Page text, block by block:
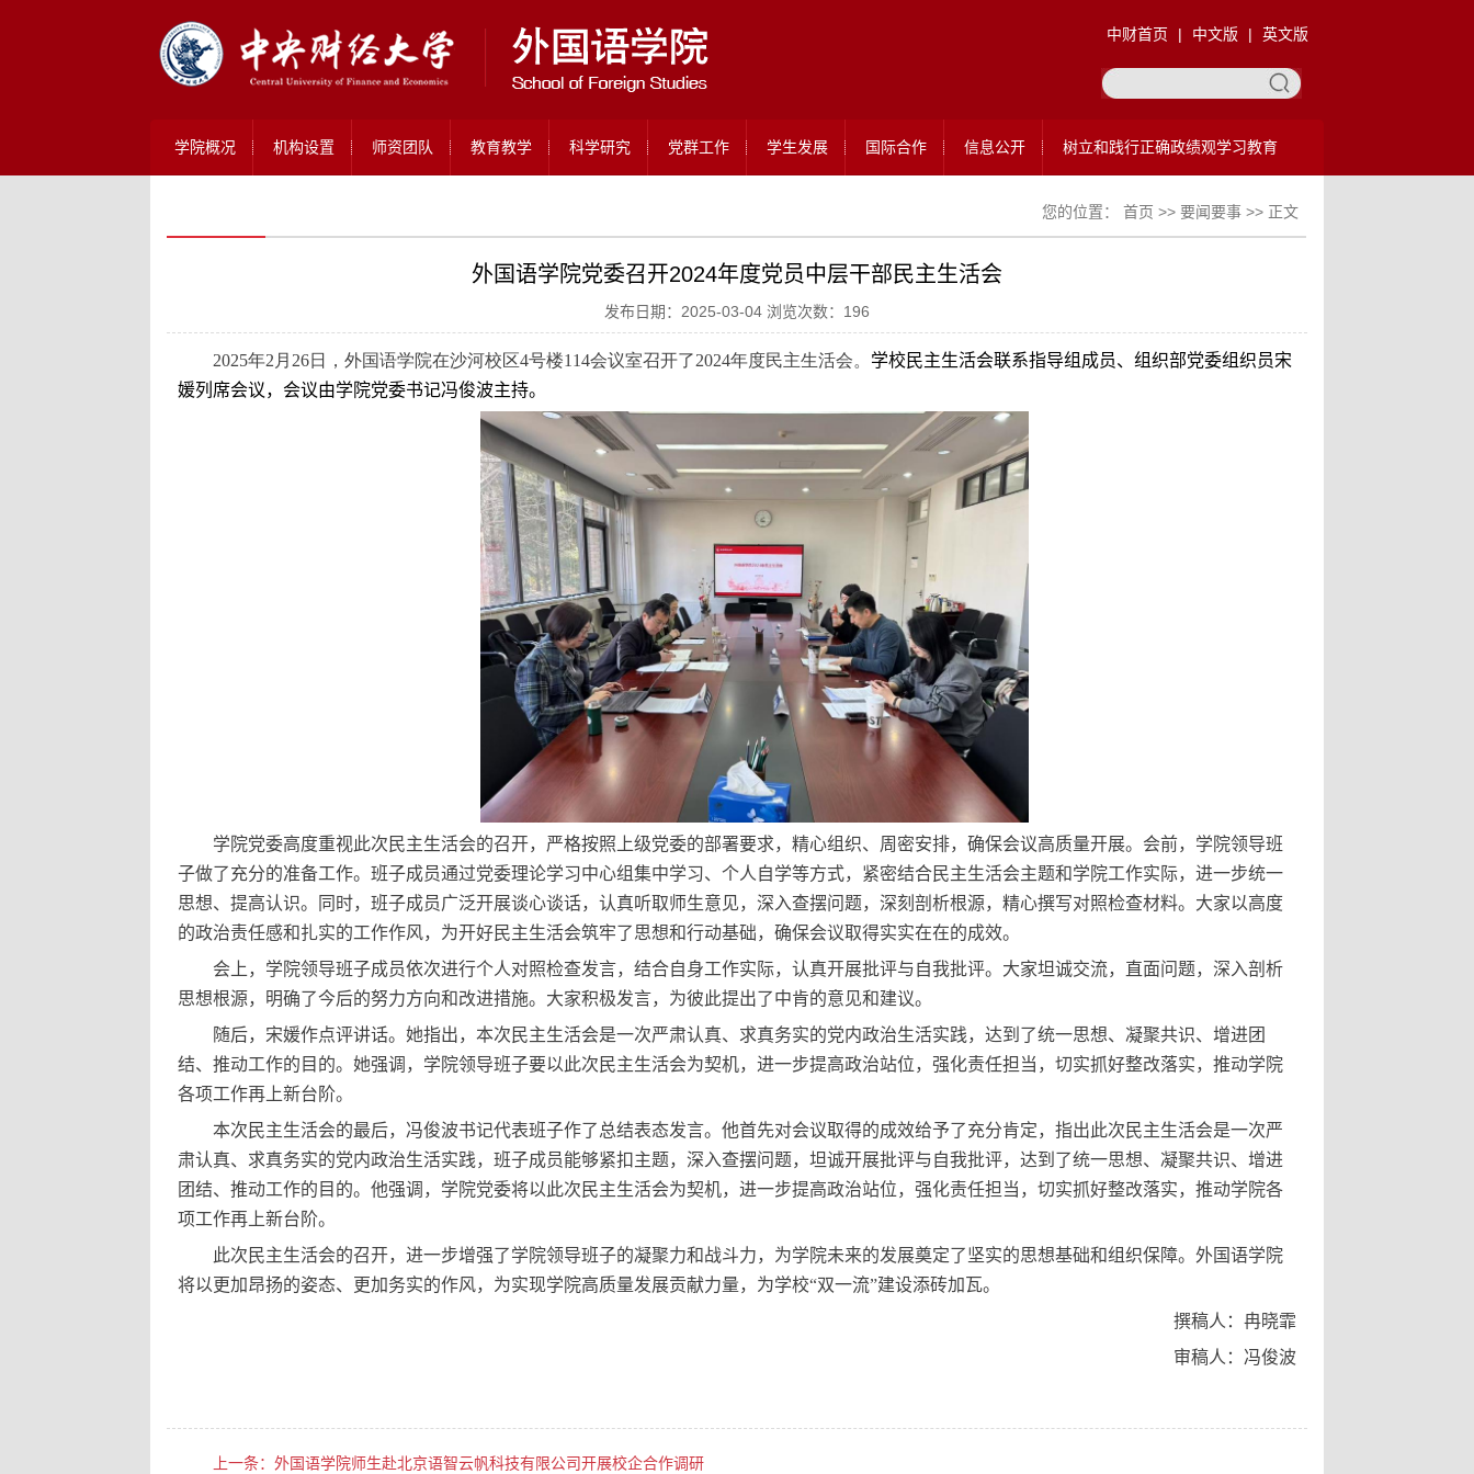
中财首页 | 中文版 | 英文版
学院概况 机构设置 师资团队 教育教学 科学研究 党群工作 学生发展 国际合作 信息公开 树立和践行正确政绩观学习教育
您的位置： 首页 >> 要闻要事 >> 正文
外国语学院党委召开2024年度党员中层干部民主生活会
发布日期：2025-03-04 浏览次数： 196
2025年2月26日，外国语学院在沙河校区4号楼114会议室召开了2024年度民主生活会。 学校民主生活会联系指导组成员、组织部党委组织员宋
媛列席会议，会议由学院党委书记冯俊波主持。
学院党委高度重视此次民主生活会的召开，严格按照上级党委的部署要求，精心组织、周密安排，确保会议高质量开展。会前，学院领导班
子做了充分的准备工作。班子成员通过党委理论学习中心组集中学习、个人自学等方式，紧密结合民主生活会主题和学院工作实际，进一步统一
思想、提高认识。同时，班子成员广泛开展谈心谈话，认真听取师生意见，深入查摆问题，深刻剖析根源，精心撰写对照检查材料。大家以高度
的政治责任感和扎实的工作作风，为开好民主生活会筑牢了思想和行动基础，确保会议取得实实在在的成效。
会上，学院领导班子成员依次进行个人对照检查发言，结合自身工作实际，认真开展批评与自我批评。大家坦诚交流，直面问题，深入剖析
思想根源，明确了今后的努力方向和改进措施。大家积极发言，为彼此提出了中肯的意见和建议。
随后，宋媛作点评讲话。她指出，本次民主生活会是一次严肃认真、求真务实的党内政治生活实践，达到了统一思想、凝聚共识、增进团
结、推动工作的目的。她强调，学院领导班子要以此次民主生活会为契机，进一步提高政治站位，强化责任担当，切实抓好整改落实，推动学院
各项工作再上新台阶。
本次民主生活会的最后，冯俊波书记代表班子作了总结表态发言。他首先对会议取得的成效给予了充分肯定，指出此次民主生活会是一次严
肃认真、求真务实的党内政治生活实践，班子成员能够紧扣主题，深入查摆问题，坦诚开展批评与自我批评，达到了统一思想、凝聚共识、增进
团结、推动工作的目的。他强调，学院党委将以此次民主生活会为契机，进一步提高政治站位，强化责任担当，切实抓好整改落实，推动学院各
项工作再上新台阶。
此次民主生活会的召开，进一步增强了学院领导班子的凝聚力和战斗力，为学院未来的发展奠定了坚实的思想基础和组织保障。外国语学院
将以更加昂扬的姿态、更加务实的作风，为实现学院高质量发展贡献力量，为学校“双一流”建设添砖加瓦。
撰稿人：冉晓霏
审稿人：冯俊波
上一条： 外国语学院师生赴北京语智云帆科技有限公司开展校企合作调研